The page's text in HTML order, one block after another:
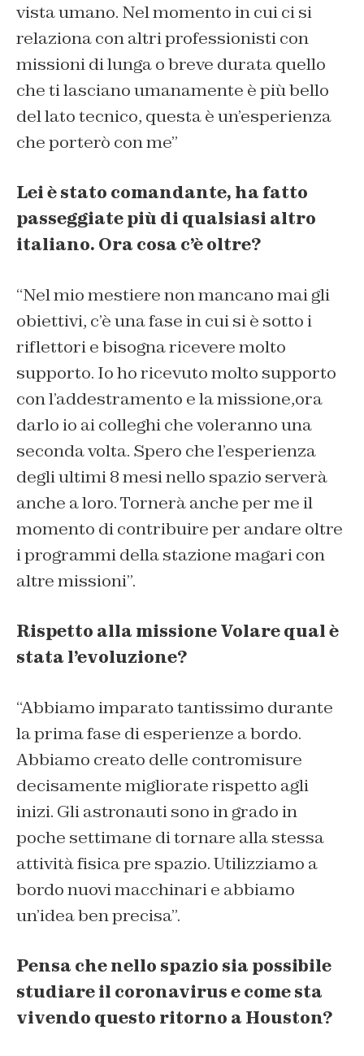
vista umano. Nel momento in cui ci si
relaziona con altri professionisti con
missioni di lunga o breve durata quello
che ti lasciano umanamente è più bello
del lato tecnico, questa è un’esperienza
che porterò con me”
Lei è stato comandante, ha fatto
passeggiate più di qualsiasi altro
italiano. Ora cosa c’è oltre?
“Nel mio mestiere non mancano mai gli
obiettivi, c’è una fase in cui si è sotto i
riflettori e bisogna ricevere molto
supporto. Io ho ricevuto molto supporto
con l’addestramento e la missione,ora
darlo io ai colleghi che voleranno una
seconda volta. Spero che l’esperienza
degli ultimi 8 mesi nello spazio serverà
anche a loro. Tornerà anche per me il
momento di contribuire per andare oltre
i programmi della stazione magari con
altre missioni”.
Rispetto alla missione Volare qual è
stata l’evoluzione?
“Abbiamo imparato tantissimo durante
la prima fase di esperienze a bordo.
Abbiamo creato delle contromisure
decisamente migliorate rispetto agli
inizi. Gli astronauti sono in grado in
poche settimane di tornare alla stessa
attività fisica pre spazio. Utilizziamo a
bordo nuovi macchinari e abbiamo
un’idea ben precisa”.
Pensa che nello spazio sia possibile
studiare il coronavirus e come sta
vivendo questo ritorno a Houston?